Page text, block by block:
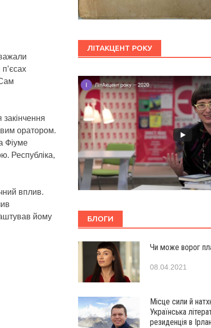
закінчення
оратором.
Фіуме
Республіка,
вплив.
йому
ЛІТАКЦЕНТ РОКУ
БЛОГИ
Чи може ворог
08.04.2021
Місце сили й
Українська
резиденція в